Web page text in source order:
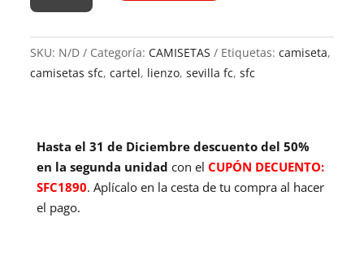
la
presume"
cantidad
SKU: N/D Categoría: CAMISETAS Etiquetas: camiseta,
camisetas sfc, cartel, lienzo, sevilla fc, sfc
Hasta el 31 de Diciembre descuento del 50%
en la segunda unidad con el CUPÓN DECUENTO:
SFC1890. Aplícalo en la cesta de tu compra al hacer
el pago.